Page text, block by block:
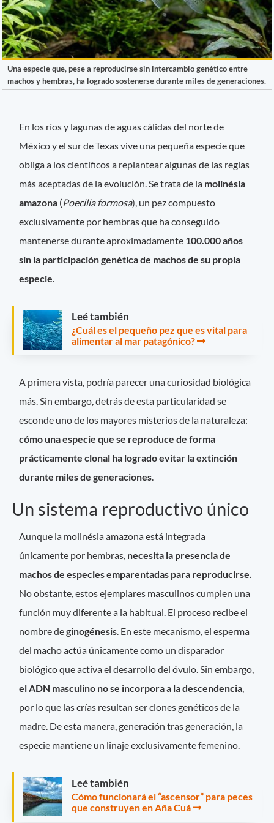
Una especie que, pese a reproducirse sin intercambio genético entre
machos y hembras, ha logrado sostenerse durante miles de generaciones.
En los ríos y lagunas de aguas cálidas del norte de
México y el sur de Texas vive una pequeña especie que
obliga a los científicos a replantear algunas de las reglas
más aceptadas de la evolución. Se trata de la molinésia
amazona (Poecilia formosa), un pez compuesto
exclusivamente por hembras que ha conseguido
mantenerse durante aproximadamente 100.000 años
sin la participación genética de machos de su propia
especie
Leé también
¿Cuál es el pequeño pez que es vital para
alimentar al mar patagónico?
A primera vista, podría parecer una curiosidad biológica
más. Sin embargo, detrás de esta particularidad se
esconde uno de los mayores misterios de la naturaleza:
cómo una especie que se reproduce de forma
prácticamente clonal ha logrado evitar la extinción
durante miles de generaciones.
Un sistema reproductivo único
Aunque la molinésia amazona está integrada
únicamente por hembras, necesita la presencia de
machos de especies emparentadas para reproducirse.
No obstante, estos ejemplares masculinos cumplen una
función muy diferente a la habitual. El proceso recibe el
nombre deginogénesis. En este mecanismo, el esperma
del macho actúa únicamente como un disparador
biológico que activa el desarrollo del óvulo. Sin embargo,
el ADN masculino no se incorpora a la descendencia,
por lo que las crías resultan ser clones genéticos de la
madre. De esta manera, generación tras generación, la
especie mantiene un linaje exclusivamente femenino.
Leé también
Cómo funcionará el “ascensor” para peces
que construyen en Aña Cuá